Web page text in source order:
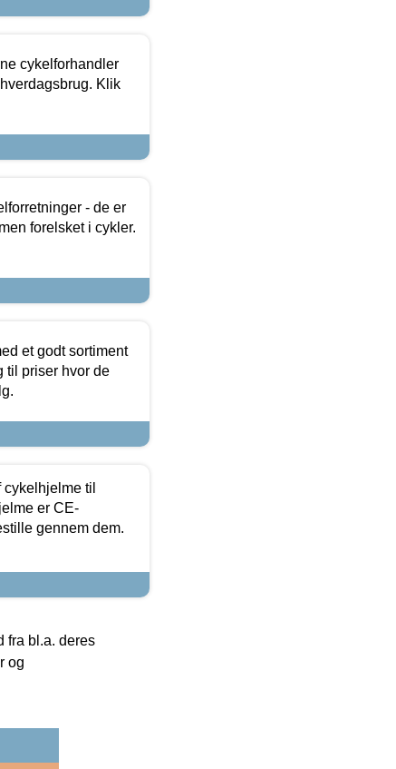
cykelforhandler
Klik
- de er
forelsket i cykler.
et godt sortiment
til priser hvor de
til
er CE-
gennem dem.
fra bl.a. deres
og